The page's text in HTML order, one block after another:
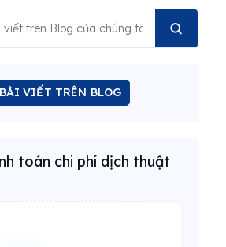
VIẾT TRÊN BLOG
toán chi phí dịch thuật